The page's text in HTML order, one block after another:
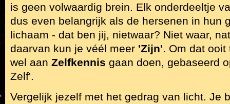
is geen volwaardig brein. Elk onderdeeltje
dus even belangrijk als de hersenen in hun
lichaam - dat ben jij, nietwaar? Niet waar,
daarvan kun je véél meer 'Zijn'. Om dat
wel aan Zelfkennis gaan doen, gebaseerd
Zelf'.
Vergelijk jezelf met het gedrag van licht. Je